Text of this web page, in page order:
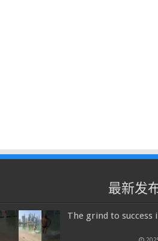
最新发
The grind to success